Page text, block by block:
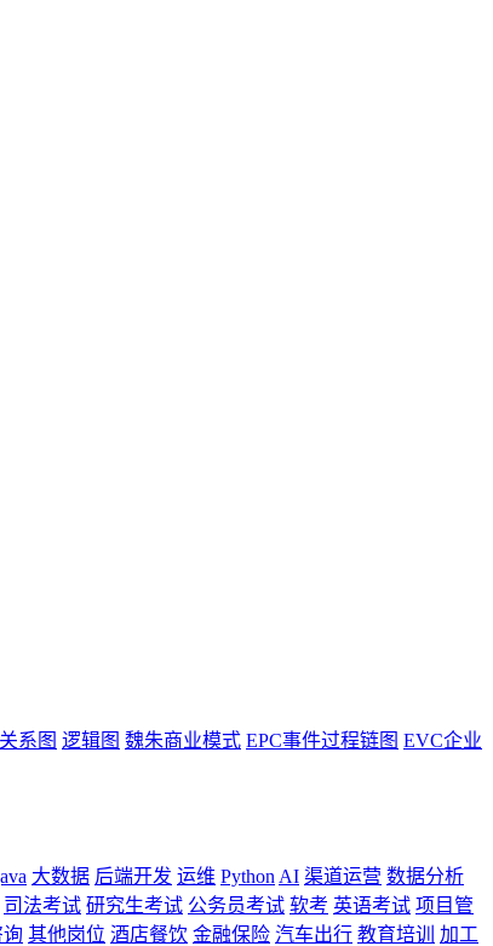
关系图 逻辑图 魏朱商业模式 EPC事件过程链图 EVC企业
大数据 后端开发 运维 Python AI 渠道运营 数据分析
司法考试 研究生考试 公务员考试 软考 英语考试 项目管
其他岗位 酒店餐饮 金融保险 汽车出行 教育培训
加工